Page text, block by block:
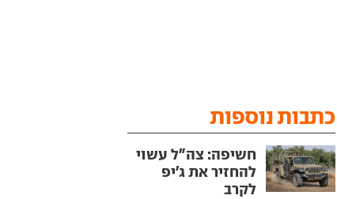
כתבות נוספות
חשיפה: צה"ל עשוי
להחזיר את ג'יפ
לקרב